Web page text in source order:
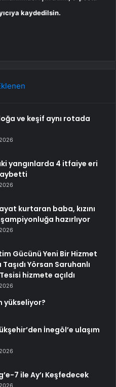
kaydedilsin.
ve keşif aynı rotada
yangınlarda 4 itfaiye eri
kurtaran baba, kızını
hazırlıyor
Gücünü Yeni Bir Hizmet
Taşıdı Yörsan Saruhanlı
hizmete açıldı
yükseliyor?
İnegöl’e ulaşım
7 ile Ay’ı Keşfedecek